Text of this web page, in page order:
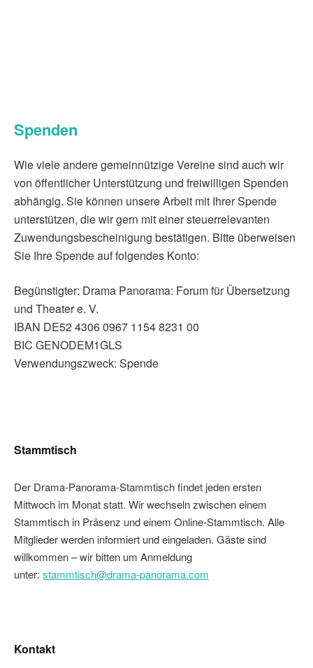
Spenden
Wie viele andere gemeinnützige Vereine sind auch wir
von öffentlicher Unterstützung und freiwilligen Spenden
abhängig. Sie können unsere Arbeit mit Ihrer Spende
unterstützen, die wir gern mit einer steuerrelevanten
Zuwendungsbescheinigung bestätigen. Bitte überweisen
Sie Ihre Spende auf folgendes Konto:
Begünstigter: Drama Panorama: Forum für Übersetzung
und Theater e. V.
IBAN DE52 4306 0967 1154 8231 00
BIC GENODEM1GLS
Verwendungszweck: Spende
Stammtisch
Der Drama-Panorama-Stammtisch findet jeden ersten
Mittwoch im Monat statt. Wir wechseln zwischen einem
Stammtisch in Präsenz und einem Online-Stammtisch. Alle
Mitglieder werden informiert und eingeladen. Gäste sind
willkommen – wir bitten um Anmeldung
unter: stammtisch@drama-panorama.com
Kontakt